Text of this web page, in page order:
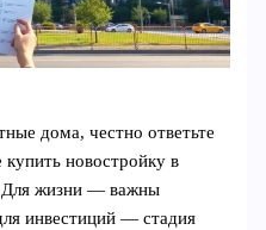
дома, честно ответьте
новостройку в
Для жизни — важны
инвестиций — стадия